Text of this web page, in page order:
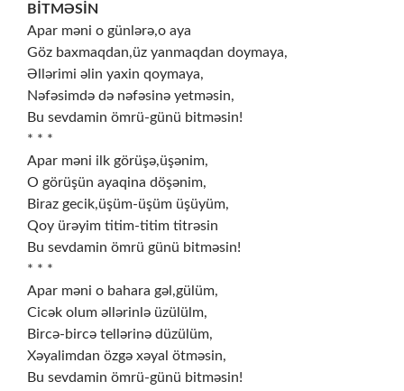
BİTMƏSİN
Apar məni o günlərə,o aya
Göz baxmaqdan,üz yanmaqdan doymaya,
Əllərimi əlin yaxin qoymaya,
Nəfəsimdə də nəfəsinə yetməsin,
Bu sevdamin ömrü-günü bitməsin!
* * *
Apar məni ilk görüşə,üşənim,
O görüşün ayaqina döşənim,
Biraz gecik,üşüm-üşüm üşüyüm,
Qoy ürəyim titim-titim titrəsin
Bu sevdamin ömrü günü bitməsin!
* * *
Apar məni o bahara gəl,gülüm,
Cicək olum əllərinlə üzülülm,
Bircə-bircə tellərinə düzülüm,
Xəyalimdan özgə xəyal ötməsin,
Bu sevdamin ömrü-günü bitməsin!